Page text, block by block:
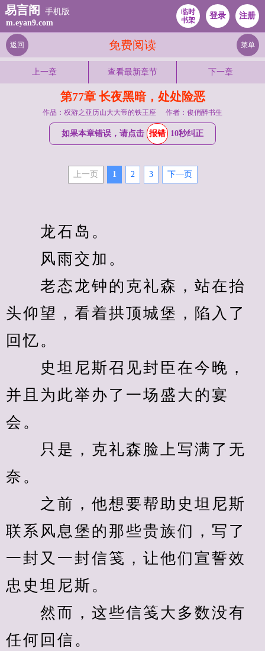
易言阁
手机版
m.eyan9.com
临时
书架
登录 注册
免费阅读
返回 菜单
上一章 查看最新章节 下一章
第77章 长夜黑暗，处处险恶
作品：权游之亚历山大大帝的铁王座 作者：俊俏醉书生
如果本章错误，请点击 报错 10秒纠正
上一页 1 2 3 下—页
龙石岛。
风雨交加。
老态龙钟的克礼森，站在抬
头仰望，看着拱顶城堡，陷入了
回忆。
史坦尼斯召见封臣在今晚，
并且为此举办了一场盛大的宴
会。
只是，克礼森脸上写满了无
奈。
之前，他想要帮助史坦尼斯
联系风息堡的那些贵族们，写了
一封又一封信笺，让他们宣誓效
忠史坦尼斯。
然而，这些信笺大多数没有
任何回信。